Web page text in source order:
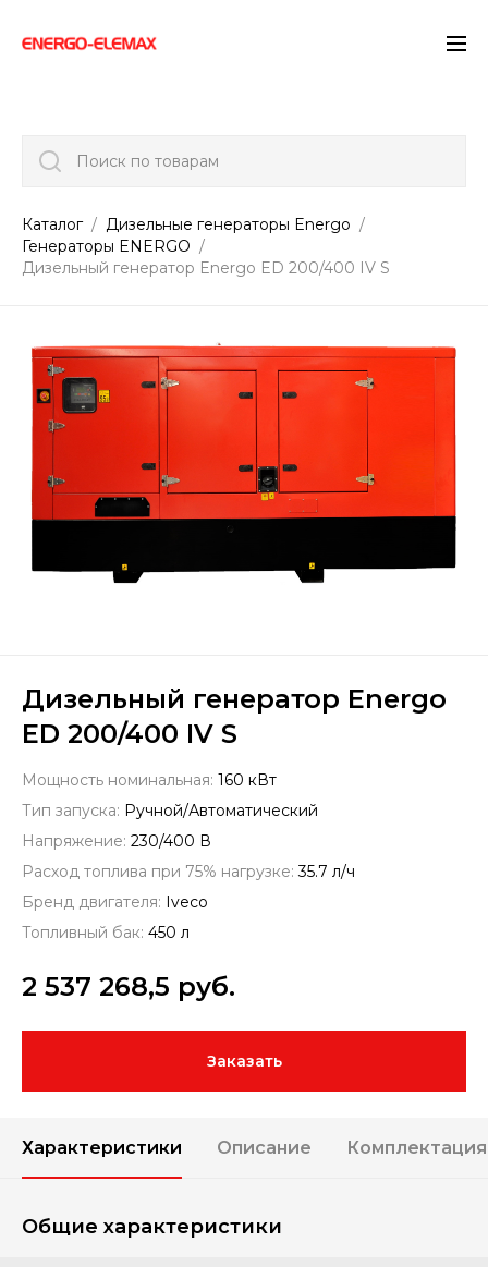
Поиск по товарам
Каталог
Дизельные генераторы Energo
Генераторы ENERGO
Дизельный генератор Energo ED 200/400 IV S
Дизельный генератор Energo
ED 200/400 IV S
Мощность номинальная: 160 кВт
Тип запуска: Ручной/Автоматический
Напряжение: 230/400 В
Расход топлива при 75% нагрузке:35.7 л/ч
Бренд двигателя: Iveco
Топливный бак: 450 л
2 537 268,5 руб.
Заказать
Характеристики Описание Комплектация
Общие характеристики